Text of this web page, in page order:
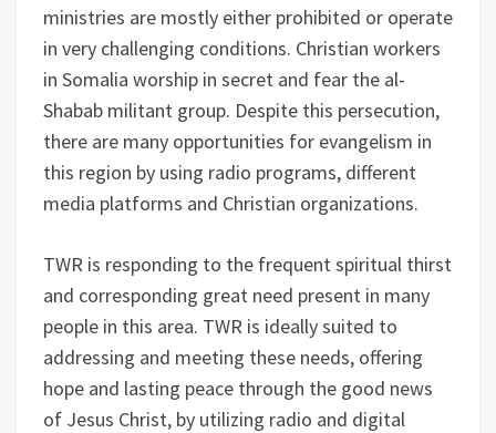
ministries are mostly either prohibited or operate
in very challenging conditions. Christian workers
in Somalia worship in secret and fear the al-
Shabab militant group. Despite this persecution,
there are many opportunities for evangelism in
this region by using radio programs, different
media platforms and Christian organizations.
TWR is responding to the frequent spiritual thirst
and corresponding great need present in many
people in this area. TWR is ideally suited to
addressing and meeting these needs, offering
hope and lasting peace through the good news
of Jesus Christ, by utilizing radio and digital